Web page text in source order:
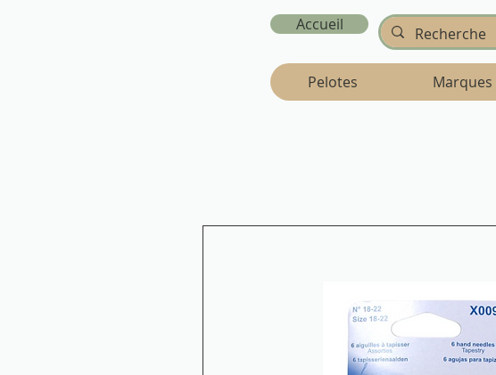
Accueil
Pelotes Marques